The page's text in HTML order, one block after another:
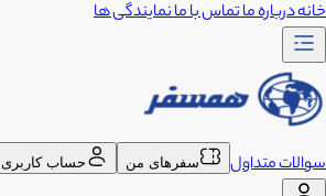
خانهدرباره ماتماس با مانمایندگی ها
سوالات متداول سفرهای من حساب کاربری